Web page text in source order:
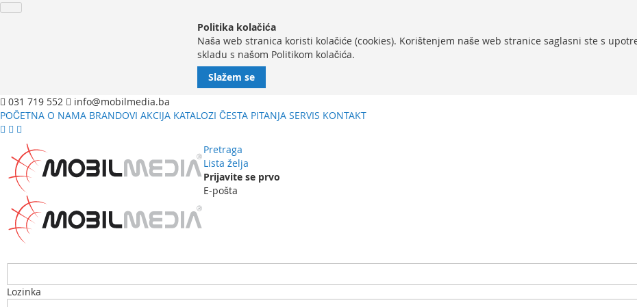
Politika kolačića
Naša web stranica koristi kolačiće (cookies). Korištenjem naše web stranice saglasni ste s
skladu s našom Politikom kolačića.
Slažem se
031 719 552
info@mobilmedia.ba
POČETNA O NAMA BRANDOVI AKCIJA KATALOZI ČESTA PITANJA SERVIS KONTAKT
Pretraga
Lista želja
Prijavite se prvo
E-pošta
Lozinka